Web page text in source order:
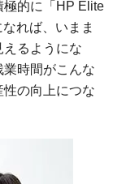
極的に「HP Elite
れば、いまま
るようにな
時間がこんな
の向上につな